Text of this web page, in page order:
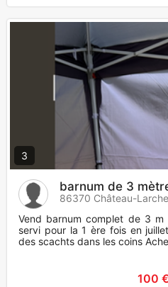
3
barnum de 3
86370 Château-
Vend barnum complet de 3
servi pour la 1 ère fois en
des scachts dans les coins
100 €